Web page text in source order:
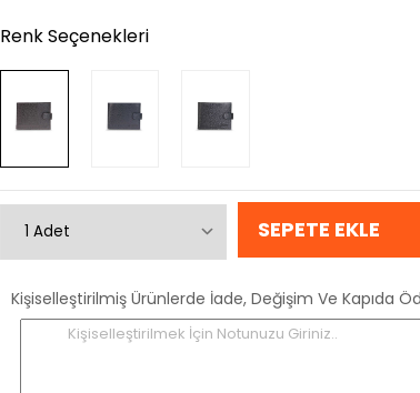
Renk Seçenekleri
SEPETE EKLE
Kişiselleştirilmiş Ürünlerde İade, Değişim Ve Kapıda
Kişiselleştirilmek İçin Notunuzu Giriniz..